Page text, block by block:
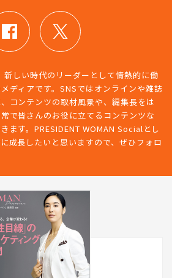
新しい時代のリーダーとして情熱的に働
ディアです。SNSではオンラインや雑誌
コンテンツの取材風景や、編集長をは
で皆さんのお役に立てるコンテンツな
ます。PRESIDENT WOMAN Socialとし
成長したいと思いますので、ぜひフォロ